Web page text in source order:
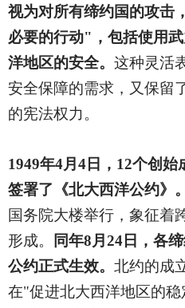
视为对所有缔约国的攻击
必要的行动"，包括使用
洋地区的安全。 这种灵活
安全保障的需求，又保留
的宪法权力。
1949年4月4日，12个创始
签署了《北大西洋公约》。
国务院大楼举行，象征着
形成。
同年8月24日，各
公约正式生效。 北约的成
在"促进北大西洋地区的